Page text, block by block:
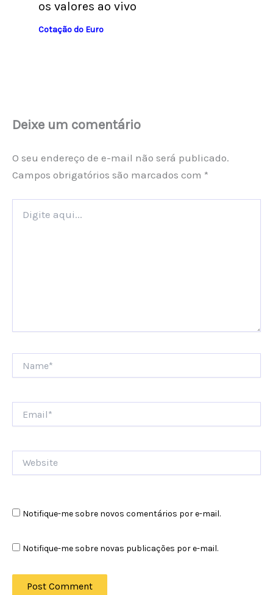
os valores ao vivo
Cotação do Euro
Deixe um comentário
O seu endereço de e-mail não será publicado.
Campos obrigatórios são marcados com *
aqui...
Notifique-me sobre novos comentários por e-mail.
Notifique-me sobre novas publicações por e-mail.